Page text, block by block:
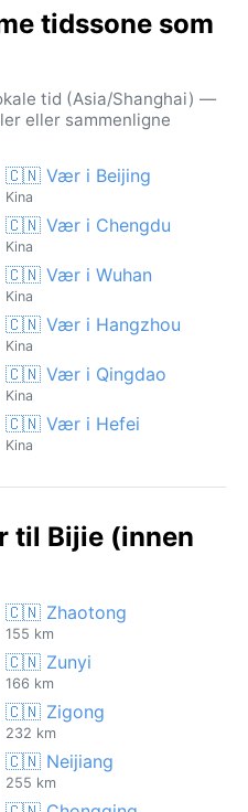
tidssone som
tid (Asia/Shanghai) —
eller sammenligne
🇨🇳 Vær i Beijing
Kina
🇨🇳 Vær i Chengdu
Kina
🇨🇳 Vær i Wuhan
Kina
🇨🇳 Vær i Hangzhou
Kina
🇨🇳 Vær i Qingdao
Kina
🇨🇳 Vær i Hefei
Kina
til Bijie (innen
🇨🇳 Zhaotong
155 km
🇨🇳 Zunyi
166 km
🇨🇳 Zigong
232 km
🇨🇳 Neijiang
255 km